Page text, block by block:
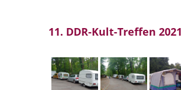
11. DDR-Kult-Treffen